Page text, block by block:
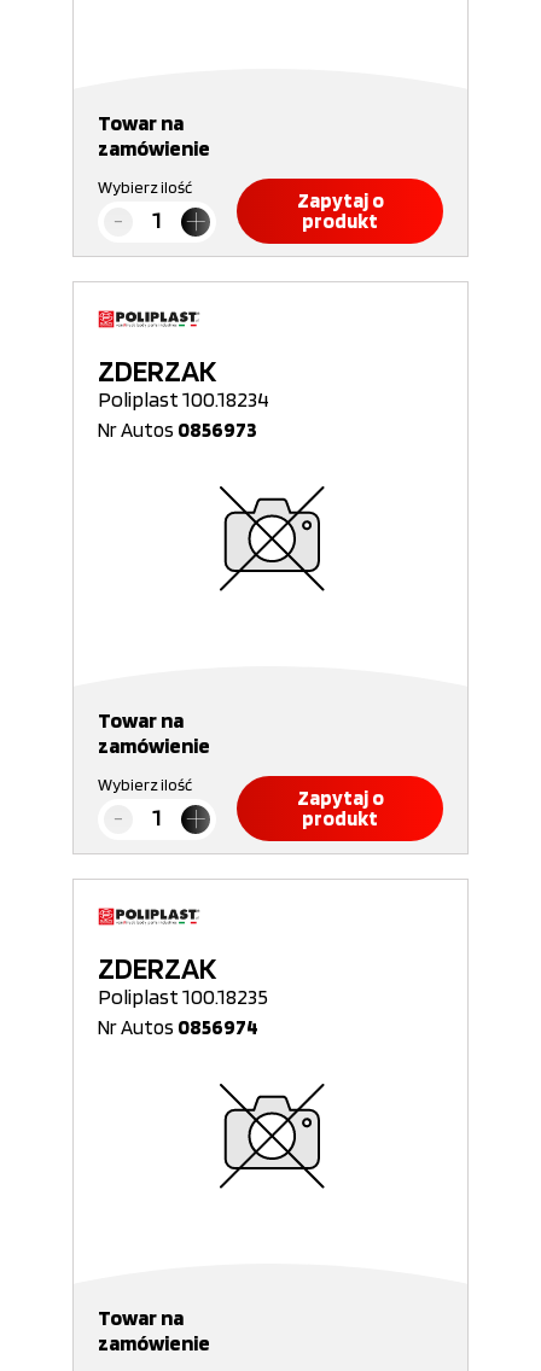
Towar na
zamówienie
Wybierz ilość
Zapytaj o
produkt
ZDERZAK
Poliplast 100.18234
Nr Autos 0856973
Towar na
zamówienie
Wybierz ilość
Zapytaj o
produkt
ZDERZAK
Poliplast 100.18235
Nr Autos 0856974
Towar na
zamówienie